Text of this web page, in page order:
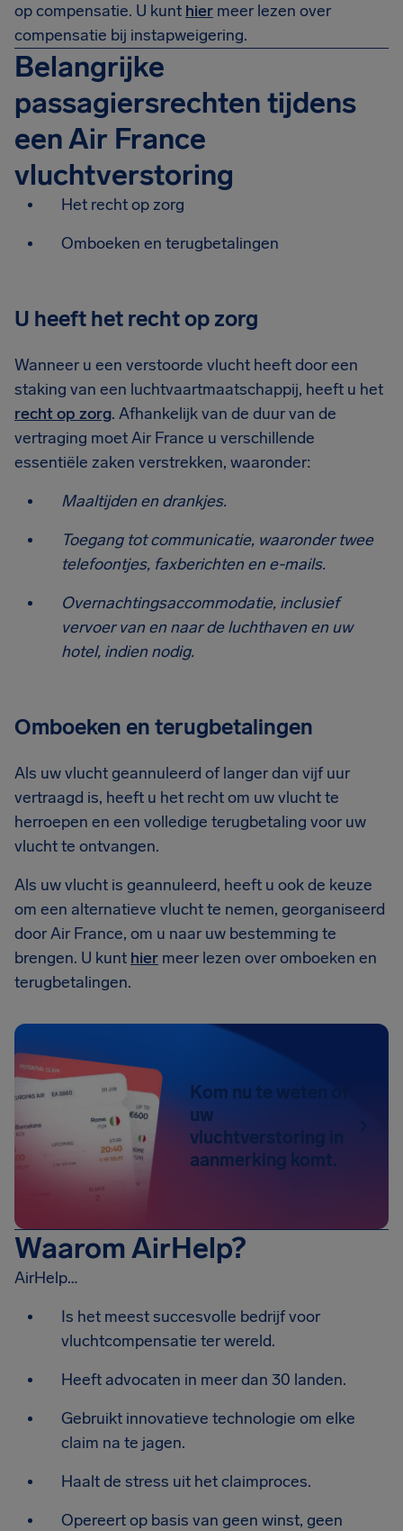
op compensatie. U kunt hier meer lezen over
compensatie bij instapweigering.
Belangrijke
passagiersrechten tijdens
een Air France
vluchtverstoring
Het recht op zorg
Omboeken en terugbetalingen
U heeft het recht op zorg
Wanneer u een verstoorde vlucht heeft door een
staking van een luchtvaartmaatschappij, heeft u het
recht op zorg. Afhankelijk van de duur van de
vertraging moet Air France u verschillende
essentiële zaken verstrekken, waaronder:
Maaltijden en drankjes.
Toegang tot communicatie, waaronder twee
telefoontjes, faxberichten en e-mails.
Overnachtingsaccommodatie, inclusief
vervoer van en naar de luchthaven en uw
hotel, indien nodig.
Omboeken en terugbetalingen
Als uw vlucht geannuleerd of langer dan vijf uur
vertraagd is, heeft u het recht om uw vlucht te
herroepen en een volledige terugbetaling voor uw
vlucht te ontvangen.
Als uw vlucht is geannuleerd, heeft u ook de keuze
om een alternatieve vlucht te nemen, georganiseerd
door Air France, om u naar uw bestemming te
brengen. U kunt hier meer lezen over omboeken en
terugbetalingen.
Kom nu te weten of
uw
vluchtverstoring in
aanmerking komt.
Waarom AirHelp?
AirHelp…
Is het meest succesvolle bedrijf voor
vluchtcompensatie ter wereld.
Heeft advocaten in meer dan 30 landen.
Gebruikt innovatieve technologie om elke
claim na te jagen.
Haalt de stress uit het claimproces.
Opereert op basis van geen winst, geen